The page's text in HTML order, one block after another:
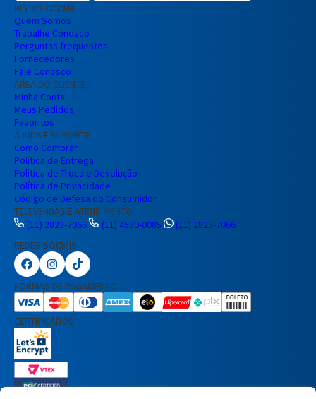
INSTITUCIONAL
Quem Somos
Trabalhe Conosco
Perguntas frequentes
Fornecedores
Fale Conosco
ÁREA DO CLIENTE
Minha Conta
Meus Pedidos
Favoritos
AJUDA E SUPORTE
Como Comprar
Política de Entrega
Política de Troca e Devolução
Política de Privacidade
Código de Defesa do Consumidor
TELEVENDAS E ATENDIMENTO
(11) 2823-7066
(11) 4580-0085
(11) 2823-7066
REDES SOCIAIS
FORMAS DE PAGAMENTO
CERTIFICADOS
Nome Completo